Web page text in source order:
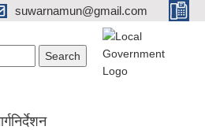
suwarnamun@gmail.com